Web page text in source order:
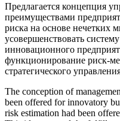
Предлагается концепция
преимуществами
риска на основе нечетких
усовершенствовать
инновационного
функционирование риск-
стратегического
The conception of
been offered for innovatory
risk estimation had been